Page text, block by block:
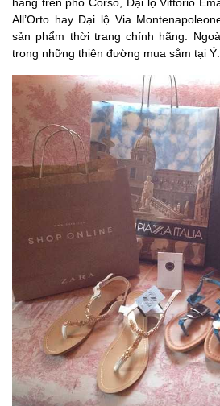
hàng trên phố Corso, Đại lộ Vittorio
All’Orto hay Đại lộ Via
sản phẩm thời trang chính hãng.
trong những thiên đường mua sắm tại Ý.